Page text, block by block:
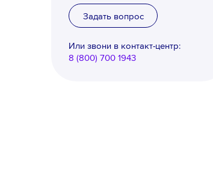
Задать вопрос
Или звони в контакт-центр:
8 (800) 700 1943